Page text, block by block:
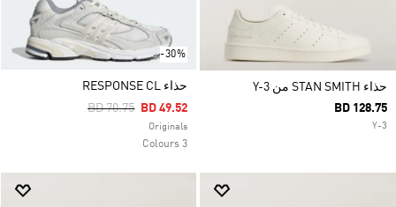
حذاء STAN SMITH من Y-3
BD 128.75
Y-3
-30%
حذاء RESPONSE CL
Price Reduced From
BD 70.75ToBD 49.52
Originals
3 Colours